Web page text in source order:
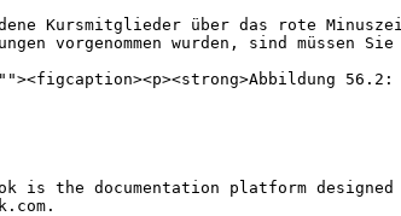
Kursmitglieder über das rote
vorgenommen wurden, sind müssen
is the documentation platform